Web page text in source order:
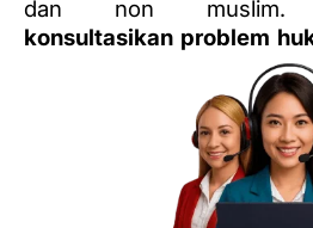
dan non
konsultasikan problem